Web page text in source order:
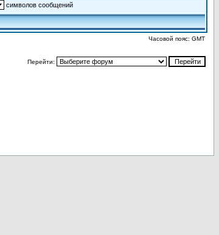
символов сообщений
Часовой пояс: GMT
Перейти: